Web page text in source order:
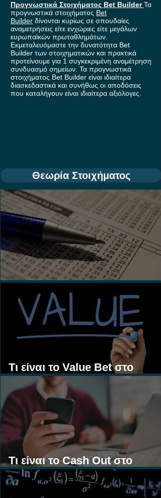
Προγνωστικά Στοιχήματος Bet BuilderΤα
προγνωστικά στοιχήματος Bet
Builder δίνονται κυρίως σε σπουδαίες
αναμετρήσεις είτε ενχώριες είτε μεγάλων
ευρωπαϊκών πρωταθλημάτων.
Εκμεταλευόμαστε την δυνατότητα Bet
Builder των στοιχηματικών και πρακτικά
προτείνουμε για 1 συγκεκριμένη αναμέτρηση
συνδυασμό σημείων. Τα προγνωστικά
στοιχήματος Bet Builder είναι ιδιαίτερα
διασκεδαστικά και συνήθως οι αποδόσεις
που καταλήγουν είναι ιδιαίτερα αξιόλογες.
Θεωρία Στοιχήματος
Τι είναι τα Ασιατικά Χάντικαπ;
Τι είναι το Value Bet στο
Στοίχημα;
Τι είναι το Cash Out στο
Στοίχημα;